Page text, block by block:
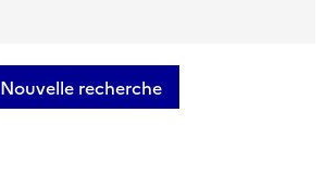
Nouvelle recherche